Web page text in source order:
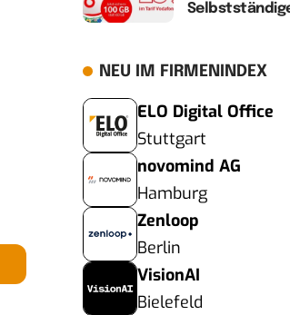
NEU IM FIRMENINDEX
ELO Digital Office
Stuttgart
novomind AG
Hamburg
Zenloop
Berlin
VisionAI
Bielefeld